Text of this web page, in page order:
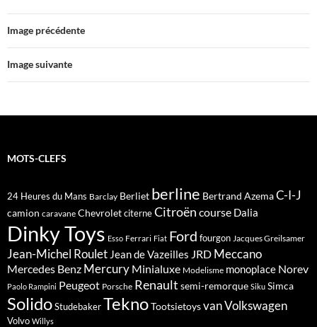
Image précédente
Image suivante
MOTS-CLEFS
24 Heures du Mans Barclay Berliet berline Bertrand AzemaC-I-J
camion caravane ChevroletciterneCitroën course Dalia
Dinky Toys Esso Ferrari Fiat Ford fourgon Jacques Greilsamer
Jean-Michel Roulet Jean de Vazeilles JRD Meccano
Mercedes Benz Mercury Minialuxe Modelisme monoplace Norev
Paolo Rampini Peugeot Porsche Renault semi-remorque Siku Simca
SolidoStudebakerTeknoTootsietoysvanVolkswagen
Volvo Willys